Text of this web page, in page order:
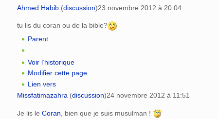
Ahmed Habib (discussion)23 novembre 2012 à 20:04
tu lis du coran ou de la bible?
Parent
Voir l’historique
Modifier cette page
Lien vers
Missfatimazahra (discussion)24 novembre 2012 à 11:51
Je lis le Coran , bien que je suis musulman !